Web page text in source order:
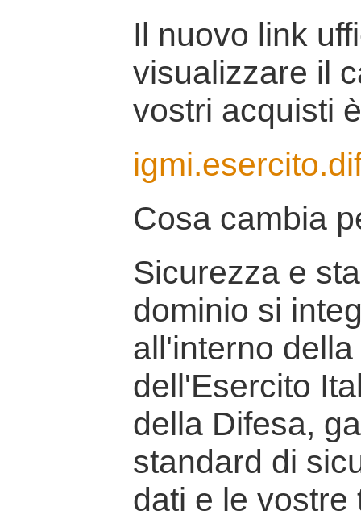
Il nuovo link
visualizzare il
vostri acquisti
Cosa cambia
Sicurezza e
dominio si
all'interno
dell'Esercito
della Difesa,
standard di
dati e le vostre